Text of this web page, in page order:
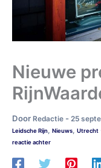
Nieuwe
Door Redactie - 25
Leidsche Rijn Nieuws Utrecht
reactie achter